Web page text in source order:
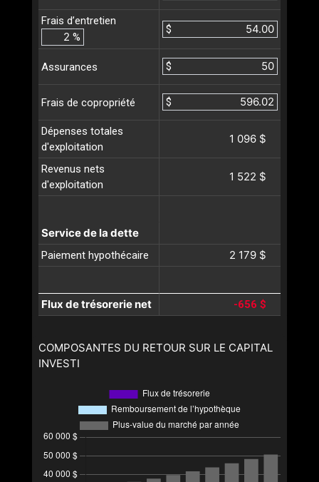
Frais d’entretien
%
$
Assurances $
Frais de copropriété $
Dépenses totales
d'exploitation
1 096 $
Revenus nets
d'exploitation
1 522 $
Service de la dette
Paiement hypothécaire 2 179 $
Flux de trésorerie net -656 $
COMPOSANTES DU RETOUR SUR LE CAPITAL
INVESTI